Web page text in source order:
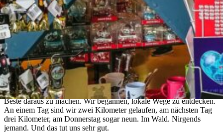
Wir können draussen sein
Ich freue mich, dass trotz der Tatsache, dass der Bundesrat
nachdrücklich empfiehlt, zu Hause zu bleiben, Social-Distancing zu
wahren und die Bewegung auf das Wesentliche zu reduzieren: den
Einkauf von Lebensmitteln, zum Arzt oder zur Apotheke gehen, es
gibt keine Ausgangsperre. Dass heisst, die Freizügigkeit in der Natur
nicht eingeschränkt wird. Und wir haben letzte Woche versucht, das
Beste daraus zu machen. Wir begannen, lokale Wege zu entdecken.
An einem Tag sind wir zwei Kilometer gelaufen, am nächsten Tag
drei Kilometer, am Donnerstag sogar neun. Im Wald. Nirgends
jemand. Und das tut uns sehr gut.